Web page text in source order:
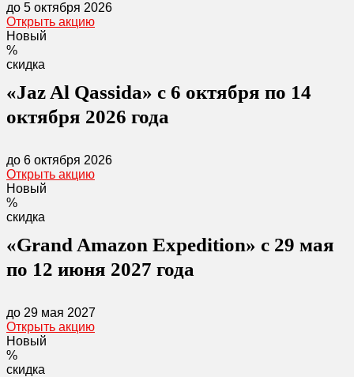
до 5 октября 2026
Открыть акцию
Новый
%
скидка
«Jaz Al Qassida» с 6 октября по 14
октября 2026 года
до 6 октября 2026
Открыть акцию
Новый
%
скидка
«Grand Amazon Expedition» с 29 мая
по 12 июня 2027 года
до 29 мая 2027
Открыть акцию
Новый
%
скидка